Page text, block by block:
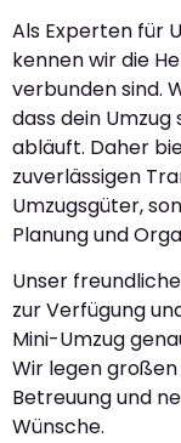
Als Experten für
kennen wir die
verbunden sind.
dass dein
abläuft. Daher
zuverlässigen
Umzugsgüter,
Planung und
Unser
zur Verfügung
Mini-Umzug
Wir legen
Betreuung und
Wünsche.